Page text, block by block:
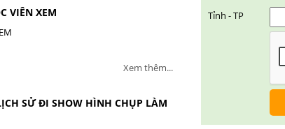
VIÊN XEM
Xem thêm...
SỬ ĐI SHOW HÌNH CHỤP LÀM
Tỉnh - TP